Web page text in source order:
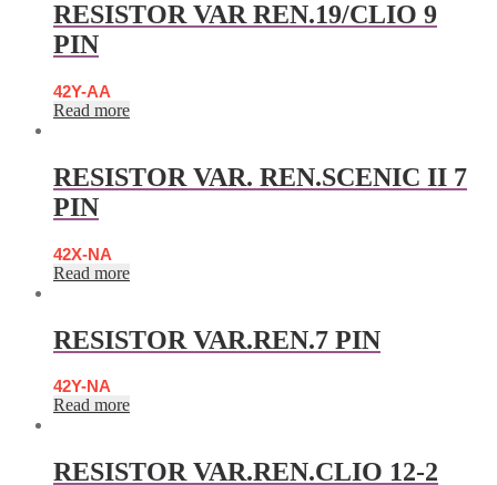
RESISTOR VAR REN.19/CLIO 9
PIN
42Y-AA
Read more
RESISTOR VAR. REN.SCENIC II 7
PIN
42X-NA
Read more
RESISTOR VAR.REN.7 PIN
42Y-NA
Read more
RESISTOR VAR.REN.CLIO 12-2